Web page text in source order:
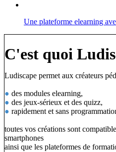
Une plateforme elearning
C'est quoi
Ludiscape permet aux créateurs
● des modules elearning,
● des jeux-sérieux et des quizz,
● rapidement et sans
toutes vos créations sont
smartphones
ainsi que les plateformes de